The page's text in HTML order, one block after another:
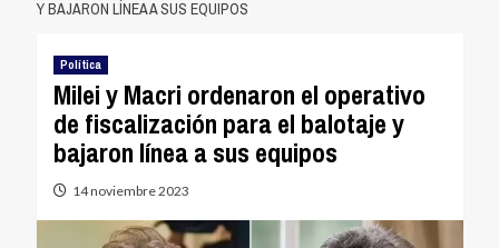
Y BAJARON LÍNEA A SUS EQUIPOS
Política
Milei y Macri ordenaron el operativo
de fiscalización para el balotaje y
bajaron línea a sus equipos
14 noviembre 2023